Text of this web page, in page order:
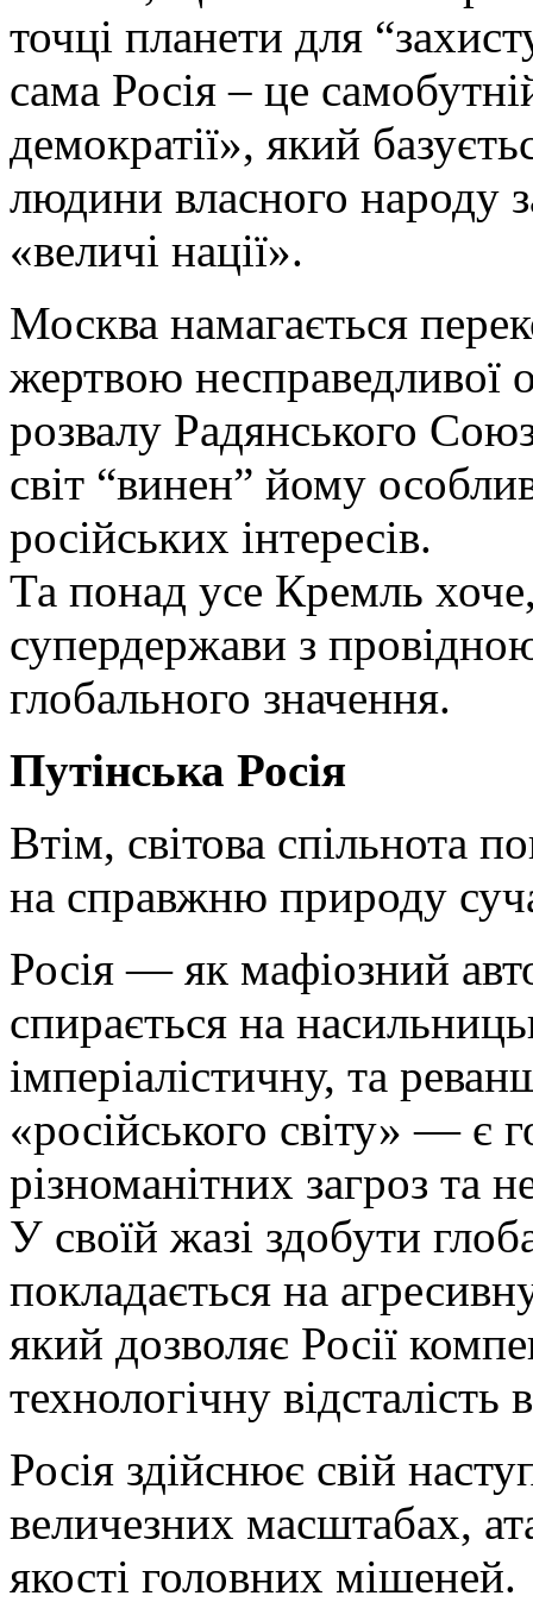
точці планети для
сама Росія – це
демократії», який
людини власного народу
«величі нації».
Москва намагається
жертвою несправедливої
розвалу Радянського
світ “винен” йому
російських інтересів.
Та понад усе Кремль хоче,
супердержави з
глобального значення.
Путінська Росія
Втім, світова спільнота
на справжню природу
Росія — як мафіозний
спирається на
імперіалістичну, та
«російського світу» — є
різноманітних загроз та
У своїй жазі здобути
покладається на
який дозволяє Росії
технологічну відсталість
Росія здійснює свій
величезних масштабах,
якості головних мішеней.